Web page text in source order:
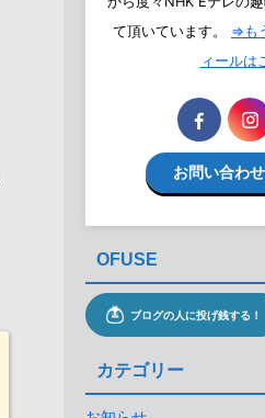
て頂いています。 ⇒も
ィールは
お問い合わ
OFUSE
カテゴリー